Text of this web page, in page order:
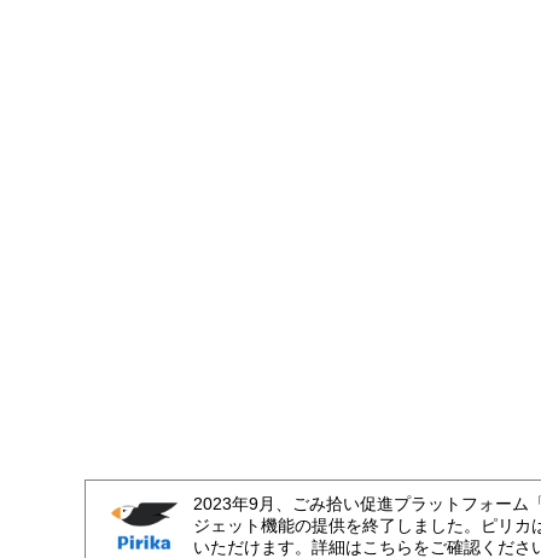
2023年9月、ごみ拾い促進プラットフォーム
ジェット機能の提供を終了しました。ピリカ
いただけます。詳細はこちらをご確認くださ